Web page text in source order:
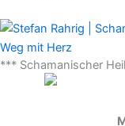
*** Schamanischer